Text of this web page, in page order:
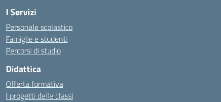
I Servizi
Personale scolastico
Famiglie e studenti
Percorsi di studio
Didattica
Offerta formativa
I progetti delle classi